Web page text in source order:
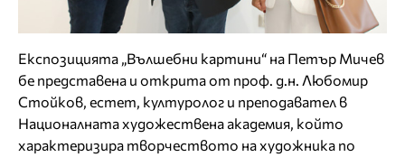
Експозицията „Вълшебни картини“ на Петър Мичев
бе представена и открита от проф. д.н. Любомир
Стойков, естет, културолог и преподавател в
Националната художествена академия, който
характеризира творчеството на художника по